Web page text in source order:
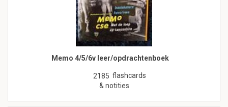
Memo 4/5/6v leer/opdrachtenboek
2185 flashcards
& notities